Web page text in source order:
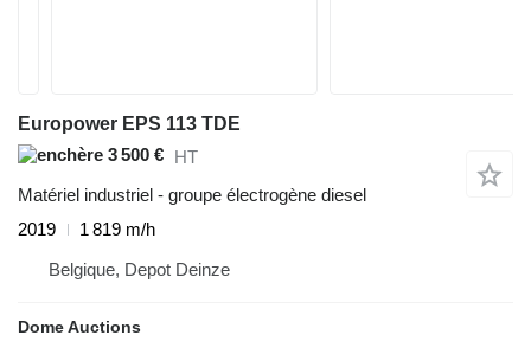
Europower EPS 113 TDE
3 500 € HT
Matériel industriel - groupe électrogène diesel
2019
1 819 m/h
Belgique, Depot Deinze
Dome Auctions